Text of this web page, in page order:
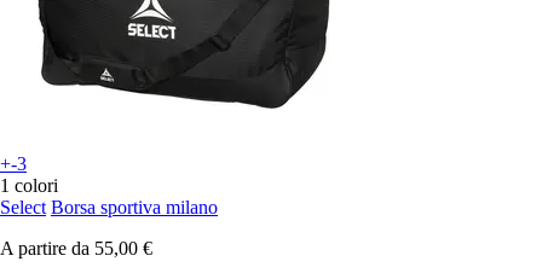
+-3
1 colori
Select Borsa sportiva milano
A partire da 55,00 €